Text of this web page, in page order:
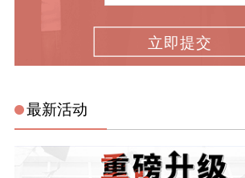
立即提交
最新活动